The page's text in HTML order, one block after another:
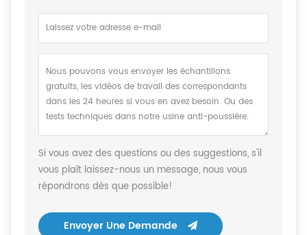
Si vous avez des questions ou des suggestions, s'il
vous plaît laissez-nous un message, nous vous
répondrons dès que possible!
Envoyer Une Demande